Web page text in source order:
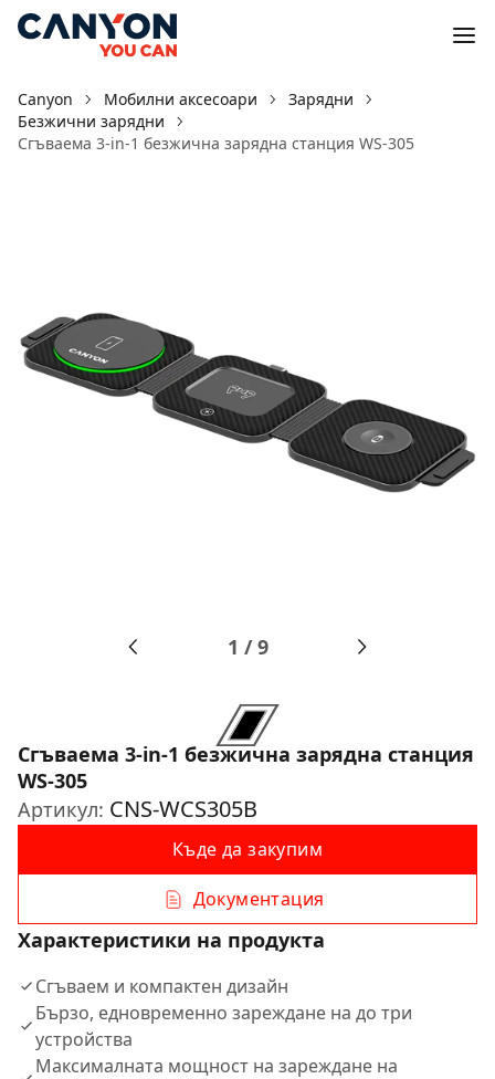
Canyon Мобилни аксесоари
Зарядни
Безжични зарядни
Сгъваема 3-in-1 безжичнa зарядна станция WS-305
1 /9
Сгъваема 3-in-1 безжичнa зарядна станция
WS-305
Артикул: CNS-WCS305B
Къде да закупим
Документация
Характеристики на продукта
Сгъваем и компактен дизайн
Бързо, едновременно зареждане на до три
устройства
Максималната мощност на зареждане на